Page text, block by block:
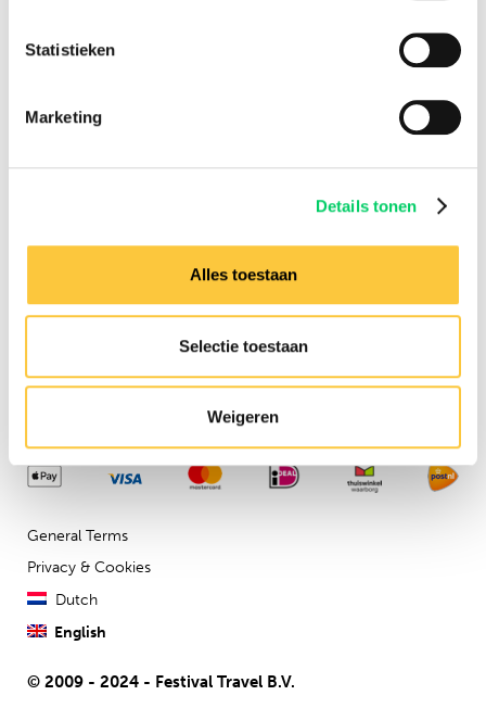
Statistieken
Marketing
Details tonen
Alles toestaan
Selectie toestaan
Weigeren
Information
Bus travel
service
1014AS
General Terms
Privacy & Cookies
Dutch
English
© 2009 - 2024 - Festival Travel B.V.